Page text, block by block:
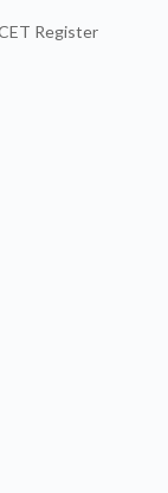
Register